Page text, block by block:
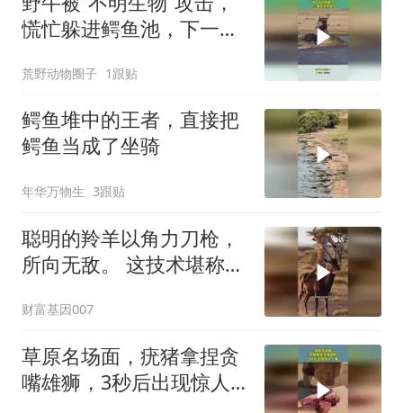
慌忙躲进鳄鱼池，下一幕
荒野动物圈子 1跟贴
鳄鱼堆中的王者，直接把
鳄鱼当成了坐骑
年华万物生 3跟贴
聪明的羚羊以角力刀枪，
所向无敌。 这技术堪称杂
财富基因007
草原名场面，疣猪拿捏贪
嘴雄狮，3秒后出现惊人